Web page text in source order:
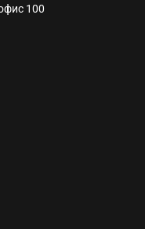
100